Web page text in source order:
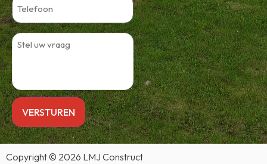
Copyright © 2026 LMJ Construct